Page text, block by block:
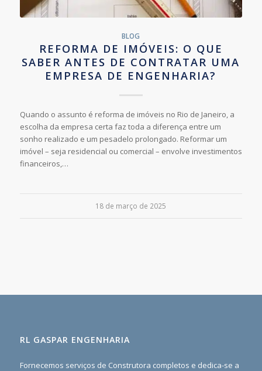
BLOG
REFORMA DE IMÓVEIS: O QUE
SABER ANTES DE CONTRATAR UMA
EMPRESA DE ENGENHARIA?
Quando o assunto é reforma de imóveis no Rio de Janeiro, a
escolha da empresa certa faz toda a diferença entre um
sonho realizado e um pesadelo prolongado. Reformar um
imóvel – seja residencial ou comercial – envolve investimentos
financeiros,…
18 de março de 2025
RL GASPAR ENGENHARIA
Fornecemos serviços de Construtora completos e dedica-se a